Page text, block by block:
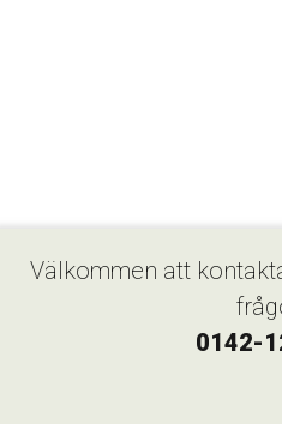
Välkommen att
0142-